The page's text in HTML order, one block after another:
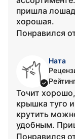
пришла
хорошая.
Понравился
Ната
Точит
крышка туго
крутить
удобным.
Понравился